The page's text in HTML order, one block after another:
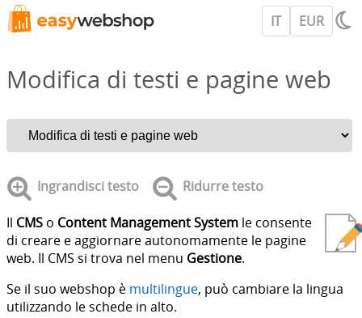
IT EUR
Modifica di testi e pagine web
Ingrandisci testo Ridurre testo
Il CMS o Content Management System le consente
di creare e aggiornare autonomamente le pagine
web. Il CMS si trova nel menu Gestione.
Se il suo webshop è multilingue, può cambiare la lingua
utilizzando le schede in alto.